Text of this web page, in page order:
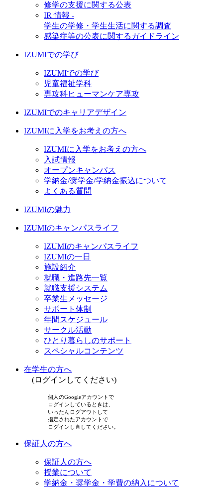
修学の支援に関する公表
IR 情報 -
学生の学修・学生生活に関する調査
感染症等の公表に関するガイドライン
IZUMIでの学び
IZUMIでの学び
児童福祉学科
専攻科ヒューマンケア専攻
IZUMIでのキャリアデザイン
IZUMIに入学をお考えの方へ
IZUMIに入学をお考えの方へ
入試情報
オープンキャンパス
学納金/奨学金/学納金振込について
よくある質問
IZUMIの魅力
IZUMIのキャンパスライフ
IZUMIのキャンパスライフ
IZUMIの一日
施設紹介
就職・進路先一覧
就職支援システム
卒業生メッセージ
サポート体制
年間スケジュール
サークル活動
ひとり暮らしのサポート
スペシャルコンテンツ
在学生の方へ
(ログインしてください)
個人のGoogleアカウントで
ログインしているときは、
いったんログアウトして
指定されたアカウントで
ログインし直してください。
保証人の方へ
保証人の方へ
授業について
学納金・奨学金・学費の納入について